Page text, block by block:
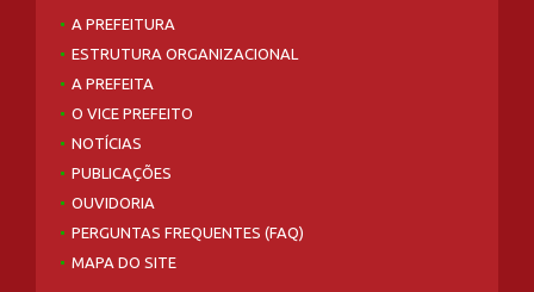
A PREFEITURA
ESTRUTURA ORGANIZACIONAL
A PREFEITA
O VICE PREFEITO
NOTÍCIAS
PUBLICAÇÕES
OUVIDORIA
PERGUNTAS FREQUENTES (FAQ)
MAPA DO SITE